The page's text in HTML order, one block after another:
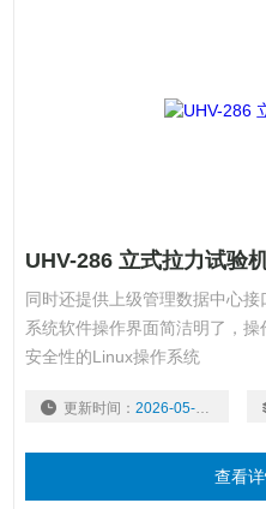
UHV-286 立式拉力试验
同时还提供上级管理数据中心
系统软件操作界面简洁明了，
安全性的Linux操作系统
更新时间： 2026-05-20
查看